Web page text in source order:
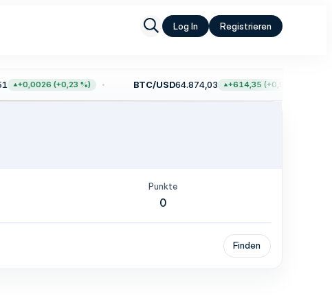
Log In Registrieren
+0,0026 (+0,23 %) BTC/USD64.874,03 +614,35 (+0,96 %)
Punkte
0
Finden